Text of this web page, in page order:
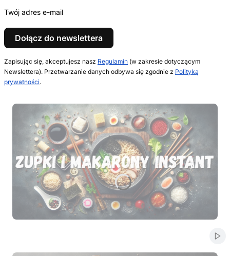
Twój adres e-mail
Dołącz do newslettera
Zapisując się, akceptujesz nasz Regulamin (w zakresie dotyczącym
Newslettera). Przetwarzanie danych odbywa się zgodnie z Polityką
prywatności.